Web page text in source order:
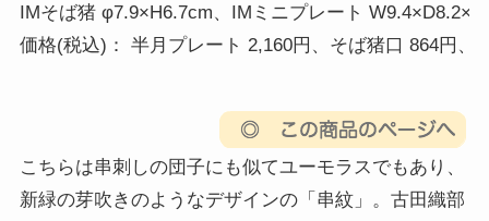
IMそば猪 φ7.9×H6.7cm、IMミニプレート
価格(税込)： 半月プレート 2,160円、そば猪口 864円、
こちらは串刺しの団子にも似てユーモラスでもあり、
新緑の芽吹きのようなデザインの「串紋」。古田織部